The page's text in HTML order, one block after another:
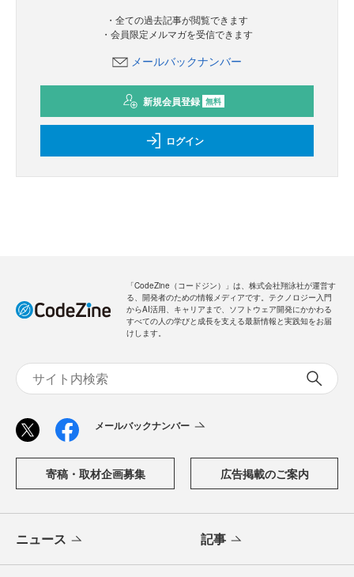
・全ての過去記事が閲覧できます
・会員限定メルマガを受信できます
メールバックナンバー
新規会員登録 無料
ログイン
「CodeZine（コードジン）」は、株式会社翔泳社が運営す
る、開発者のための情報メディアです。テクノロジー入門
からAI活用、キャリアまで、ソフトウェア開発にかかわる
すべての人の学びと成長を支える最新情報と実践知をお届
けします。
メールバックナンバー
寄稿・取材企画募集 広告掲載のご案内
ニュース 記事